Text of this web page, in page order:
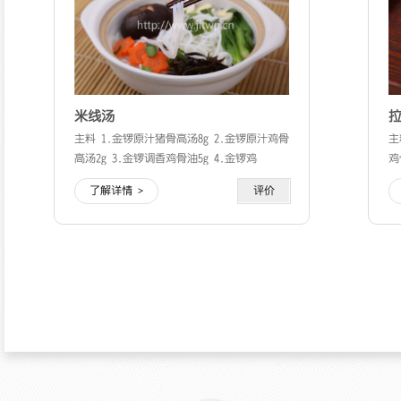
米线汤
主料 1.金锣原汁猪骨高汤8g 2.金锣原汁鸡骨
高汤2g 3.金锣调香鸡骨油5g 4.金锣鸡
了解详情 >
评价